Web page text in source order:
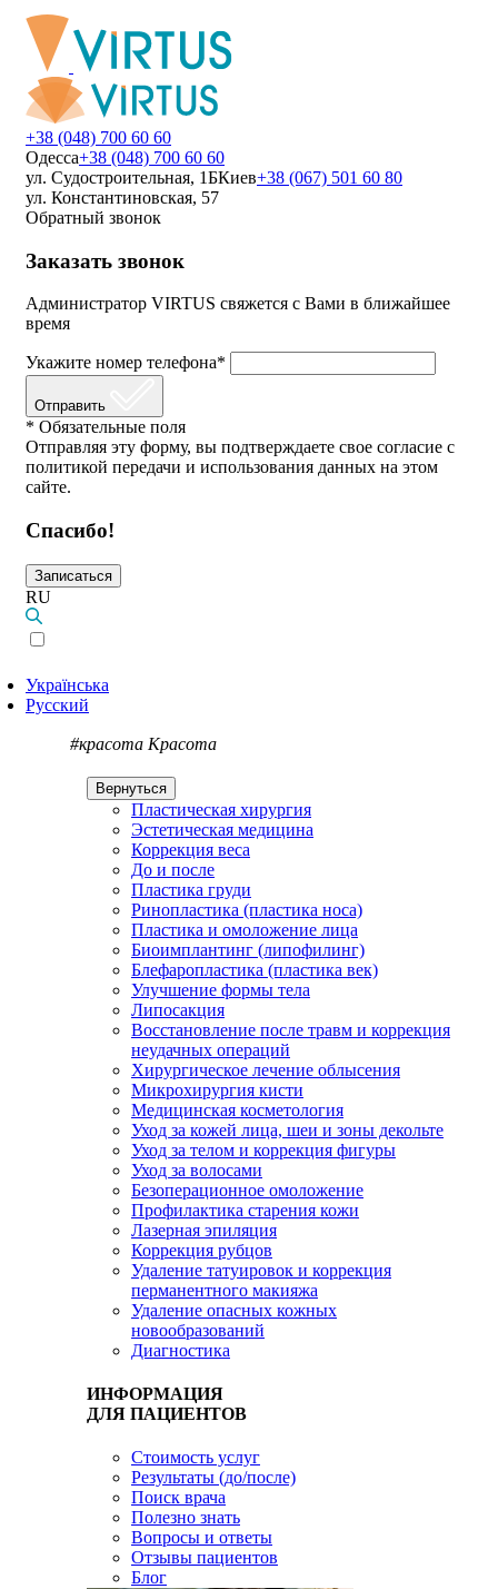
+38 (048) 700 60 60
Одесса+38 (048) 700 60 60
ул. Судостроительная, 1БКиев+38 (067) 501 60 80
ул. Константиновская, 57
Обратный звонок
Заказать звонок
Администратор VIRTUS свяжется с Вами в ближайшее
время
Укажите номер телефона*
Отправить
* Обязательные поля
Отправляя эту форму, вы подтверждаете свое согласие с
политикой передачи и использования данных на этом
сайте.
Спасибо!
Записаться
RU
Українська
Русский
#красота Красота
Вернуться
Пластическая хирургия
Эстетическая медицина
Коррекция веса
До и после
Пластика груди
Ринопластика (пластика носа)
Пластика и омоложение лица
Биоимплантинг (липофилинг)
Блефаропластика (пластика век)
Улучшение формы тела
Липосакция
Восстановление после травм и коррекция
неудачных операций
Хирургическое лечение облысения
Микрохирургия кисти
Медицинская косметология
Уход за кожей лица, шеи и зоны декольте
Уход за телом и коррекция фигуры
Уход за волосами
Безоперационное омоложение
Профилактика старения кожи
Лазерная эпиляция
Коррекция рубцов
Удаление татуировок и коррекция
перманентного макияжа
Удаление опасных кожных
новообразований
Диагностика
ИНФОРМАЦИЯ
ДЛЯ ПАЦИЕНТОВ
Стоимость услуг
Результаты (до/после)
Поиск врача
Полезно знать
Вопросы и ответы
Отзывы пациентов
Блог